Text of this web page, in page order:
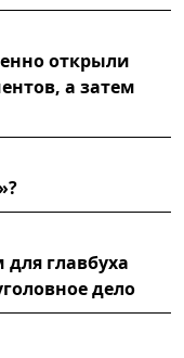
открыли
а затем
главбуха
дело